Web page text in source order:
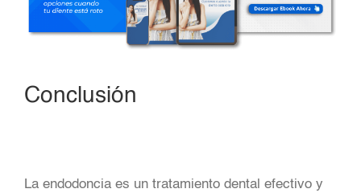
Conclusión
La endodoncia es un tratamiento dental efectivo y